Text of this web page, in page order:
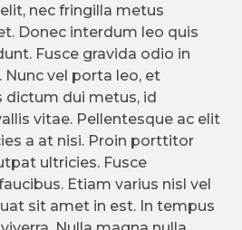
nec fringilla metus
Donec interdum leo quis
Fusce gravida odio in
vel porta leo, et
dictum dui metus, id
vitae. Pellentesque ac elit
a at nisi. Proin porttitor
ultricies. Fusce
Etiam varius nisl vel
sit amet in est. In tempus